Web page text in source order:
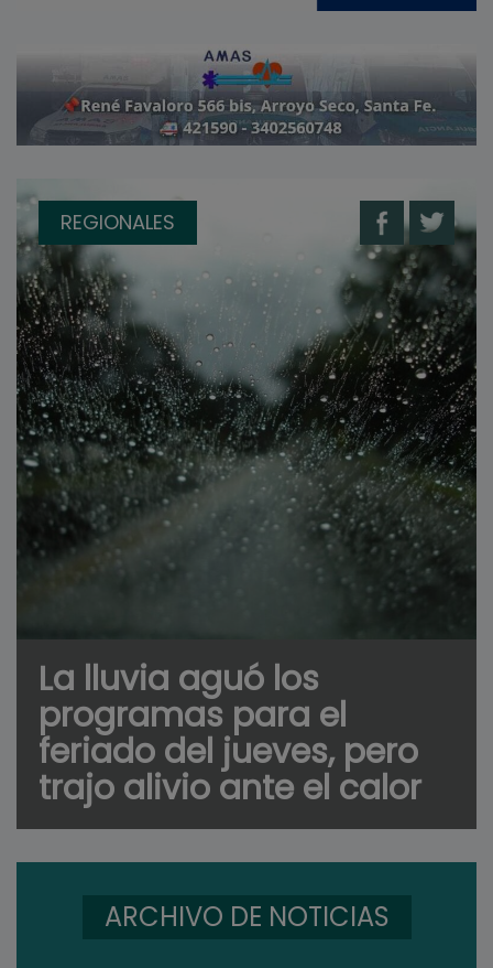
REGIONALES
La lluvia aguó los
programas para el
feriado del jueves, pero
trajo alivio ante el calor
ARCHIVO DE NOTICIAS